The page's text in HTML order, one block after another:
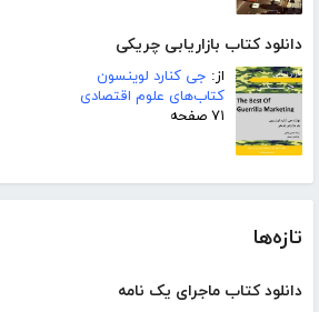
دانلود کتاب بازاریابی چریکی
از: جی کنارد لوینسون
کتاب‌های علوم اقتصادی
۷۱ صفحه
تازه‌ها
دانلود کتاب ماجرای یک نامه